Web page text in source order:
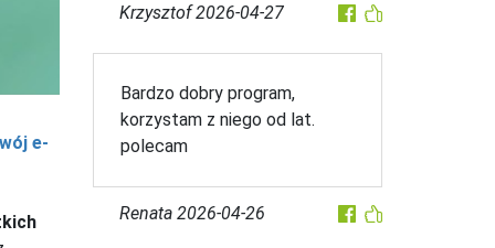
e-
Krzysztof2026-04-27
Bardzo dobry program,
korzystam z niego od lat.
polecam
Renata2026-04-26